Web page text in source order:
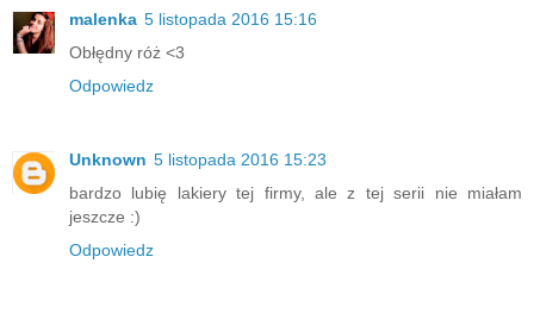
malenka 5 listopada 2016 15:16
Obłędny róż <3
Odpowiedz
Unknown 5 listopada 2016 15:23
bardzo lubię lakiery tej firmy, ale z tej serii nie miałam
jeszcze :)
Odpowiedz